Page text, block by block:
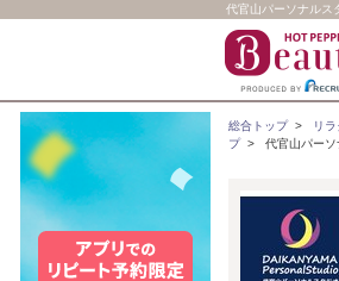
代官山パーソナルス
総合トップ> リ
プ> 代官山パー